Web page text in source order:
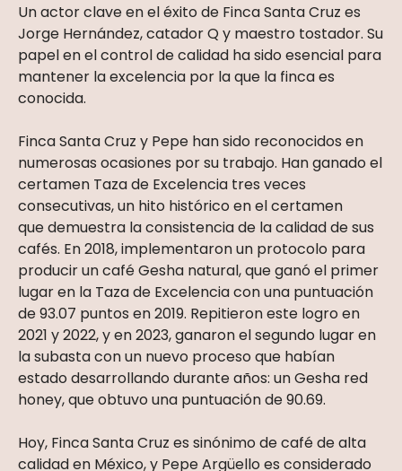
Un actor clave en el éxito de Finca Santa Cruz es
Jorge Hernández, catador Q y maestro tostador. Su
papel en el control de calidad ha sido esencial para
mantener la excelencia por la que la finca es
conocida.
Finca Santa Cruz y Pepe han sido reconocidos en
numerosas ocasiones por su trabajo. Han ganado el
certamen Taza de Excelencia tres veces
consecutivas, un hito histórico en el certamen
que demuestra la consistencia de la calidad de sus
cafés. En 2018, implementaron un protocolo para
producir un café Gesha natural, que ganó el primer
lugar en la Taza de Excelencia con una puntuación
de 93.07 puntos en 2019. Repitieron este logro en
2021 y 2022, y en 2023, ganaron el segundo lugar en
la subasta con un nuevo proceso que habían
estado desarrollando durante años: un Gesha red
honey, que obtuvo una puntuación de 90.69.
Hoy, Finca Santa Cruz es sinónimo de café de alta
calidad en México, y Pepe Argüello es considerado